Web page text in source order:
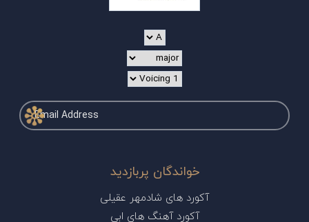
خواندگان پربازدید
آکورد های شادمهر عقیلی
آکورد آهنگ های ابی